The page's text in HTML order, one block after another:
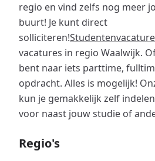
regio en vind zelfs nog meer
buurt! Je kunt direct
solliciteren!
vacatures in regio Waalwijk.
bent naar iets parttime,
opdracht. Alles is mogelijk!
kun je gemakkelijk zelf
voor naast jouw studie of
Regio's